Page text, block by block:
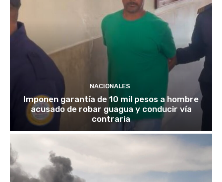
NACIONALES
Imponen garantía de 10 mil pesos a hombre
acusado de robar guagua y conducir vía
contraria